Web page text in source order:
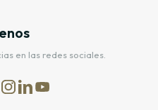
en las redes sociales.